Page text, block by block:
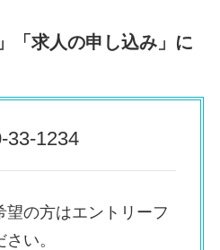
「求人の申し込み」に
33-1234
の方はエントリーフ
い。